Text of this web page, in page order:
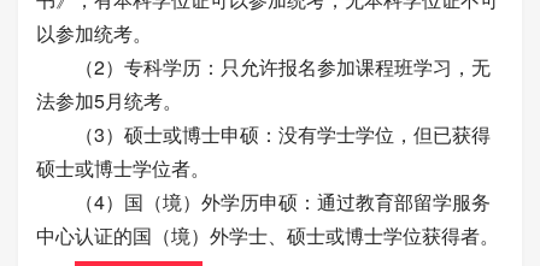
以参加统考。
（2）专科学历：只允许报名参加课程班学习，无
法参加5月统考。
（3）硕士或博士申硕：没有学士学位，但已获得
硕士或博士学位者。
（4）国（境）外学历申硕：通过教育部留学服务
中心认证的国（境）外学士、硕士或博士学位获得者。